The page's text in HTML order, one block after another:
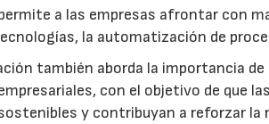
a las empresas afrontar con
la automatización de
también aborda la importancia
con el objetivo de que
y contribuyan a reforzar la